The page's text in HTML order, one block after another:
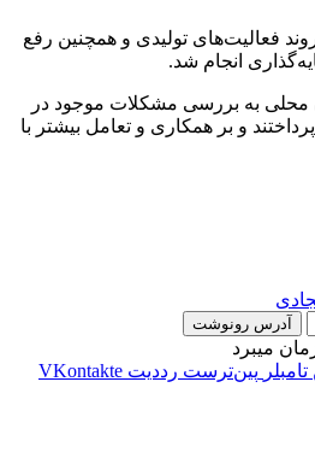
فعالیت‌های تولیدی و همچنین رفع
انجام شد.
محلی به بررسی مشکلات موجود در
و بر همکاری و تعامل بیشتر با
آدرس رونوشت
‫تامبلر ‫پین‌ترست ‫رددیت ‫VKontakte